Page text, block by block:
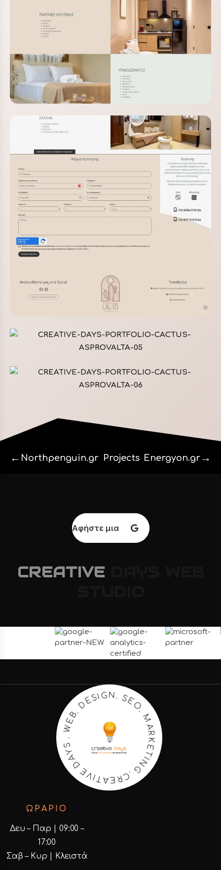
← Northpenguin.gr Projects Energyon.gr →
Αφήστε μια κριτική
CREATIVE
C
R
E
A
T
I
V
E
D
A
Y
S
.
W
E
B
.
D
E
S
I
G
N
.SEO. M ARK
E
T
I
N
G
.
ΩΡΑΡΙΟ
Δευ – Παρ | 09:00 –
17:00
Σαβ – Κυρ | Κλειστά